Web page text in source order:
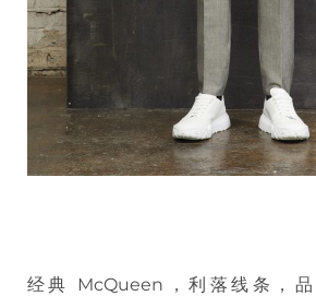
经典 McQueen，利落线条，